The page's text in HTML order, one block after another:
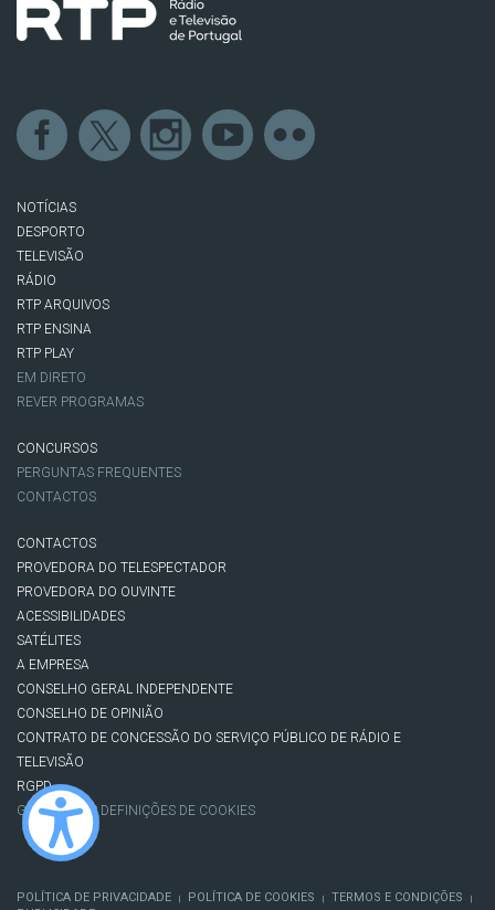
NOTÍCIAS
DESPORTO
TELEVISÃO
RÁDIO
RTP ARQUIVOS
RTP ENSINA
RTP PLAY
EM DIRETO
REVER PROGRAMAS
CONCURSOS
PERGUNTAS FREQUENTES
CONTACTOS
CONTACTOS
PROVEDORA DO TELESPECTADOR
PROVEDORA DO OUVINTE
ACESSIBILIDADES
SATÉLITES
A EMPRESA
CONSELHO GERAL INDEPENDENTE
CONSELHO DE OPINIÃO
CONTRATO DE CONCESSÃO DO SERVIÇO PÚBLICO DE RÁDIO E
TELEVISÃO
RGPD
GESTÃO DAS DEFINIÇÕES DE COOKIES
POLÍTICA DE PRIVACIDADE | POLÍTICA DE COOKIES | TERMOS E CONDIÇÕES |